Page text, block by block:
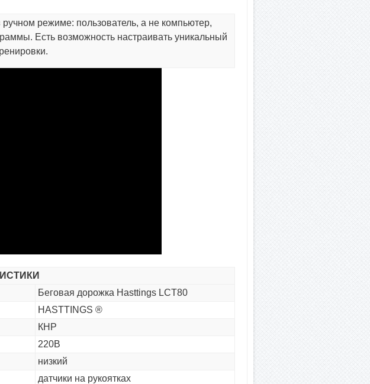
режиме: пользователь, а не компьютер,
Есть возможность настраивать уникальный
Беговая дорожка Hasttings LCT80
HASTTINGS ®
КНР
220В
низкий
датчики на рукоятках